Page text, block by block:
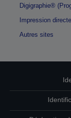
Digigraphie®
Impression
Autres sites